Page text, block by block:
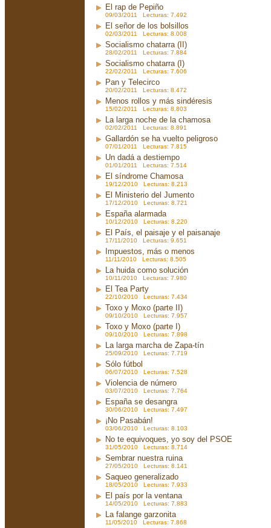
El rap de Pepiño
09/03/2011 Lecturas: 7.492
El señor de los bolsillos
02/03/2011 Lecturas: 8.008
Socialismo chatarra (II)
28/02/2011 Lecturas: 7.884
Socialismo chatarra (I)
22/02/2011 Lecturas: 7.606
Pan y Telecirco
20/02/2011 Lecturas: 8.472
Menos rollos y más sindéresis
15/02/2011 Lecturas: 8.803
La larga noche de la chamosa
02/02/2011 Lecturas: 8.891
Gallardón se ha vuelto peligroso
07/01/2011 Lecturas: 7.815
Un dadá a destiempo
01/01/2011 Lecturas: 7.514
El síndrome Chamosa
19/12/2010 Lecturas: 8.213
El Ministerio del Jumento
17/12/2010 Lecturas: 8.721
España alarmada
10/12/2010 Lecturas: 8.220
El País, el paisaje y el paisanaje
17/11/2010 Lecturas: 9.651
Impuestos, más o menos
11/11/2010 Lecturas: 8.505
La huida como solución
10/11/2010 Lecturas: 7.980
El Tea Party
22/10/2010 Lecturas: 7.434
Toxo y Moxo (parte II)
09/10/2010 Lecturas: 7.957
Toxo y Moxo (parte I)
09/10/2010 Lecturas: 7.898
La larga marcha de Zapa-tín
25/09/2010 Lecturas: 7.719
Sólo fútbol
06/07/2010 Lecturas: 7.528
Violencia de número
03/07/2010 Lecturas: 7.764
España se desangra
30/06/2010 Lecturas: 7.497
¡No Pasabán!
03/06/2010 Lecturas: 8.103
No te equivoques, yo soy del PSOE
31/05/2010 Lecturas: 8.714
Sembrar nuestra ruina
27/05/2010 Lecturas: 8.141
Saqueo generalizado
18/05/2010 Lecturas: 7.933
El país por la ventana
14/05/2010 Lecturas: 7.883
La falange garzonita
11/05/2010 Lecturas: 7.868